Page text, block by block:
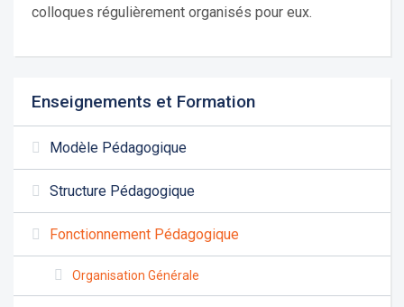
colloques régulièrement organisés pour eux.
Enseignements et Formation
Modèle Pédagogique
Structure Pédagogique
Fonctionnement Pédagogique
Organisation Générale